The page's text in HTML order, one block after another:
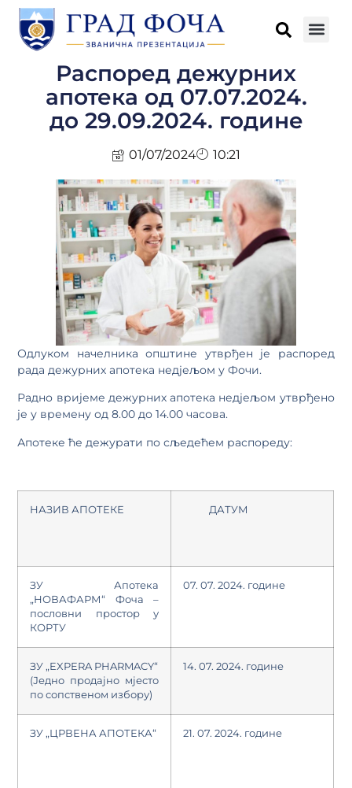
Распоред дежурних
апотека од 07.07.2024.
до 29.09.2024. године
01/07/2024 10:21
Одлуком начелника општине утврђен је распоред
рада дежурних апотека недјељом у Фочи.
Радно вријеме дежурних апотека недјељом утврђено
је у времену од 8.00 до 14.00 часова.
Апотеке ће дежурати по сљедећем распореду:
НАЗИВ АПОТЕКЕ ДАТУМ
ЗУ Апотека
„НОВАФАРМ“ Фоча –
пословни простор у
КОРТУ
07. 07. 2024. године
ЗУ „EXPERA PHARMACY“
(Једно продајно мјесто
по сопственом избору)
14. 07. 2024. године
ЗУ „ЦРВЕНА АПОТЕКА“ 21. 07. 2024. године